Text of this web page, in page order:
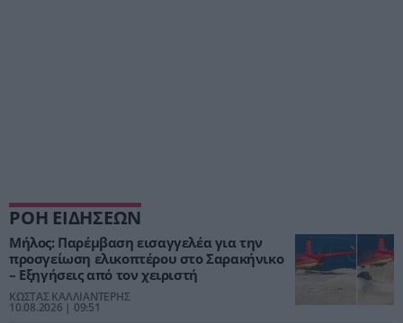
ΡΟΗ ΕΙΔΗΣΕΩΝ
Μήλος: Παρέμβαση εισαγγελέα για την
προσγείωση ελικοπτέρου στο Σαρακήνικο
– Εξηγήσεις από τον χειριστή
ΚΩΣΤΑΣ ΚΑΛΛΙΑΝΤΕΡΗΣ
10.08.2026 | 09:51